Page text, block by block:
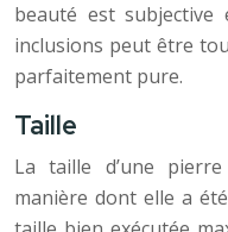
beauté est subjective
inclusions peut être
parfaitement pure.
Taille
La taille d’une
manière dont elle a